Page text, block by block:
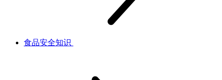
食品安全知识